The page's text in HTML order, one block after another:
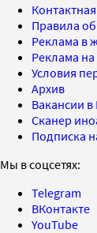
Правила
Реклама в
Реклама на
Условия
Архив
Вакансии в
Сканер
Подписка
Мы в соцсетях:
Telegram
ВКонтакте
YouTube